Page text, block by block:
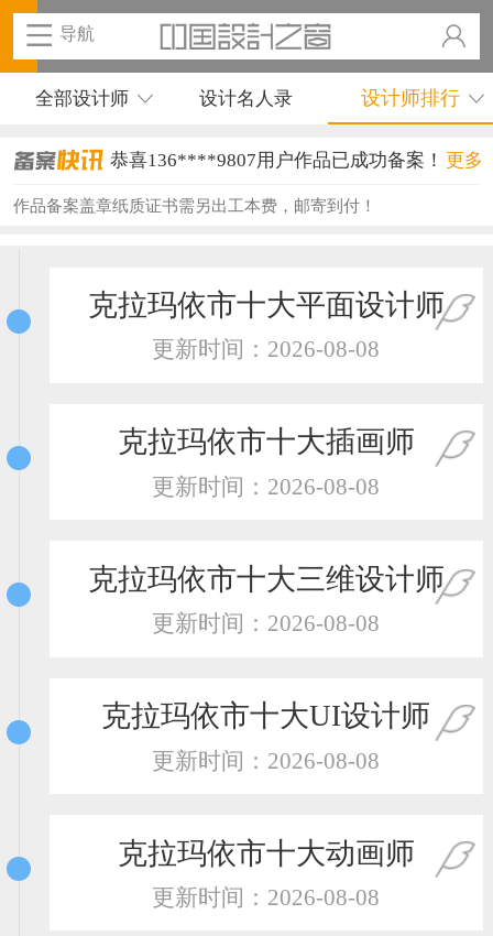
导航
全部设计师 设计名人录 设计师排行
恭喜136****9807用户作品已成功备案！
恭喜159****4930用户作品已成功备案！
恭喜131****2473用户作品已成功备案！
恭喜159****4201用户作品已成功备案！
恭喜131****1475用户作品已成功备案！
恭喜133****8874用户作品已成功备案！
恭喜133****9020用户作品已成功备案！
更多
作品备案盖章纸质证书需另出工本费，邮寄到付！
克拉玛依市十大平面设计师
更新时间：2026-08-08
克拉玛依市十大插画师
更新时间：2026-08-08
克拉玛依市十大三维设计师
更新时间：2026-08-08
克拉玛依市十大UI设计师
更新时间：2026-08-08
克拉玛依市十大动画师
更新时间：2026-08-08